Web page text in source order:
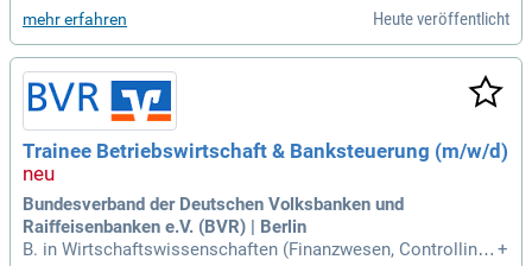
in angrenzenden, wirtschaftswissenschaftlichen
mehr erfahren Heute veröffentlicht
Trainee Betriebswirtschaft & Banksteuerung (m/w/d)
Bundesverband der Deutschen Volksbanken und
Raiffeisenbanken e.V. (BVR) | Berlin
B. in Wirtschaftswissenschaften (Finanzwesen, Controlling), +